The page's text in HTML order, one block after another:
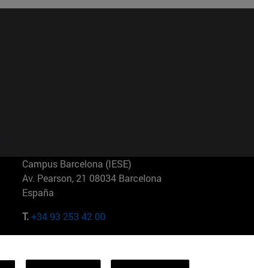
Campus Barcelona (IESE)
Av. Pearson, 21 08034 Barcelona
España
T.+34 93 253 42 00